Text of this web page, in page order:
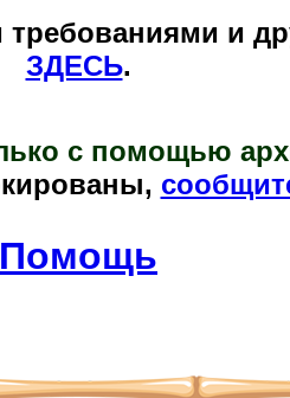
и
ЗДЕСЬ.
с помощью
Помощь